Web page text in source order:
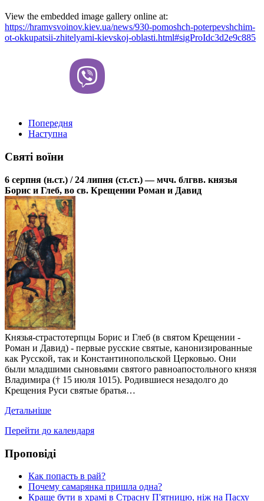
View the embedded image gallery online at:
https://hramvsvoinov.kiev.ua/news/930-pomoshch-poterpevshchim-
ot-okkupatsii-zhitelyami-kievskoj-oblasti.html#sigProIdc3d2e9c885
Попередня
Наступна
Святі воїни
6 серпня (н.ст.) / 24 липня (ст.ст.) — мчч. блгвв. князья
Борис и Глеб, во св. Крещении Роман и Давид
Князья-страстотерпцы Борис и Глеб (в святом Крещении -
Роман и Давид) - первые русские святые, канонизированные
как Русской, так и Константинопольской Церковью. Они
были младшими сыновьями святого равноапостольного князя
Владимира († 15 июля 1015). Родившиеся незадолго до
Крещения Руси святые братья…
Детальніше
Перейти до календаря
Проповіді
Как попасть в рай?
Почему самарянка пришла одна?
Краще бути в храмі в Страсну П'ятницю, ніж на Пасху